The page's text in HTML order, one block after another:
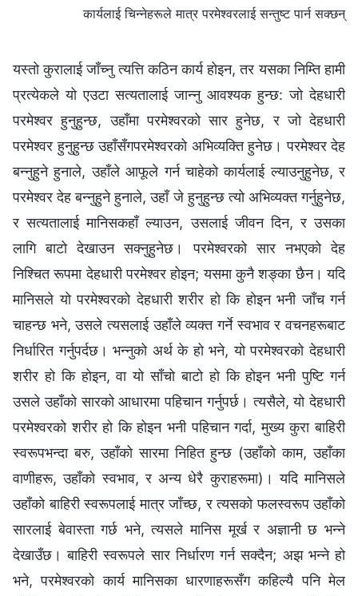
कार्यलाई चिन्नेहरूले मात्र परमेश्‍वरलाई सन्तुष्ट पार्न सक्छन्‌
यस्तो कुरालाई जाँच्नु त्यत्ति कठिन कार्य होइन, तर यसका निम्ति हामी
प्रत्येकले यो एउटा सत्यतालाई जान्नु आवश्यक हुन्छ: जो देहधारी
परमेश्‍वर हुनुहुन्छ, उहाँमा परमेश्‍वरको सार हुनेछ, र जो देहधारी
परमेश्‍वर हुनुहुन्छ उहाँसँगपरमेश्‍वरको अभिव्यक्ति हुनेछ। परमेश्‍वर देह
बन्नुहुने हुनाले, उहाँले आफूले गर्न चाहेको कार्यलाई ल्याउनुहुनेछ, र
परमेश्‍वर देह बन्नुहुने हुनाले, उहाँ जे हुनुहुन्छ त्यो अभिव्यक्त गर्नुहुनेछ,
र सत्यतालाई मानिसकहाँ ल्याउन, उसलाई जीवन दिन, र उसका
लागि बाटो देखाउन सक्नुहुनेछ। परमेश्‍वरको सार नभएको देह
निश्चित रूपमा देहधारी परमेश्‍वर होइन; यसमा कुनै शङ्का छैन। यदि
मानिसले यो परमेश्‍वरको देहधारी शरीर हो कि होइन भनी जाँच गर्न
चाहन्छ भने, उसले त्यसलाई उहाँले व्यक्त गर्ने स्वभाव र वचनहरूबाट
निर्धारित गर्नुपर्दछ। भन्नुको अर्थ के हो भने, यो परमेश्‍वरको देहधारी
शरीर हो कि होइन, वा यो साँचो बाटो हो कि होइन भनी पुष्टि गर्न
उसले उहाँको सारको आधारमा पहिचान गर्नुपर्छ। त्यसैले, यो देहधारी
परमेश्‍वरको शरीर हो कि होइन भनी पहिचान गर्दा, मुख्य कुरा बाहिरी
स्वरूपभन्दा बरु, उहाँको सारमा निहित हुन्छ (उहाँको काम, उहाँका
वाणीहरू, उहाँको स्वभाव, र अन्य धेरै कुराहरूमा)। यदि मानिसले
उहाँको बाहिरी स्वरूपलाई मात्र जाँच्छ, र त्यसको फलस्वरूप उहाँको
सारलाई बेवास्ता गर्छ भने, त्यसले मानिस मूर्ख र अज्ञानी छ भन्‍ने
देखाउँछ। बाहिरी स्वरूपले सार निर्धारण गर्न सक्दैन; अझ भन्‍ने हो
भने, परमेश्‍वरको कार्य मानिसका धारणाहरूसँग कहिल्यै पनि मेल